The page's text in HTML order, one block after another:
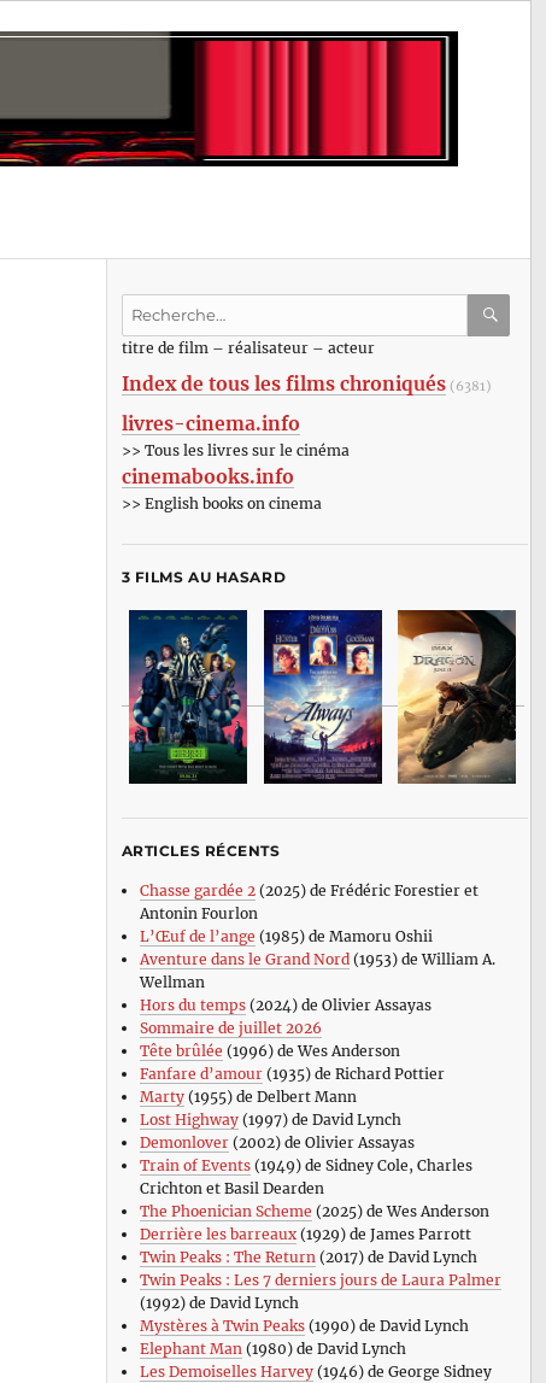
Recherche
:titre de film – réalisateur – acteur
Index de tous les films chroniqués (6381)
livres-cinema.info
>> Tous les livres sur le cinéma
cinemabooks.info
>> English books on cinema
3 FILMS AU HASARD
ARTICLES RÉCENTS
Chasse gardée 2(2025) de Frédéric Forestier et
Antonin Fourlon
L’Œuf de l’ange (1985) de Mamoru Oshii
Aventure dans le Grand Nord(1953) de William A.
Wellman
Hors du temps(2024) de Olivier Assayas
Sommaire de juillet 2026
Tête brûlée (1996) de Wes Anderson
Fanfare d’amour(1935) de Richard Pottier
Marty(1955) de Delbert Mann
Lost Highway(1997) de David Lynch
Demonlover(2002) de Olivier Assayas
Train of Events(1949) de Sidney Cole, Charles
Crichton et Basil Dearden
The Phoenician Scheme (2025) de Wes Anderson
Derrière les barreaux(1929) de James Parrott
Twin Peaks : The Return(2017) de David Lynch
Twin Peaks : Les 7 derniers jours de Laura Palmer
(1992) de David Lynch
Mystères à Twin Peaks(1990) de David Lynch
Elephant Man(1980) de David Lynch
Les Demoiselles Harvey(1946) de George Sidney